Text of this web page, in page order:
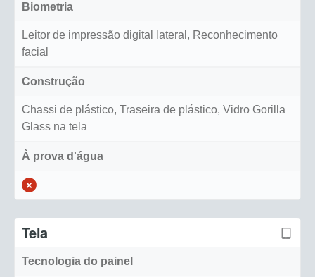
Biometria
Leitor de impressão digital lateral, Reconhecimento
facial
Construção
Chassi de plástico, Traseira de plástico, Vidro Gorilla
Glass na tela
À prova d'água
Tela
Tecnologia do painel